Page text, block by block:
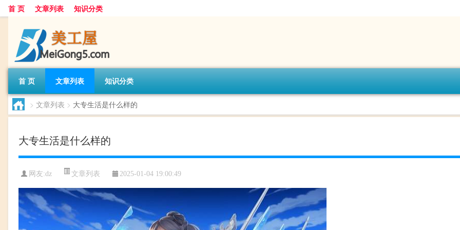
首 页 文章列表 知识分类
首 页 文章列表 知识分类
> 文章列表 > 大专生活是什么样的
大专生活是什么样的
网友:dz 文章列表 2025-01-04 19:00:49